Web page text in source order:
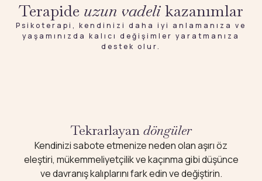
Terapide uzun vadeli kazanımlar
Psikoterapi, kendinizi daha iyi anlamanıza ve
yaşamınızda kalıcı değişimler yaratmanıza
destek olur.
Tekrarlayan döngüler
Kendinizi sabote etmenize neden olan aşırı öz
eleştiri, mükemmeliyetçilik ve kaçınma gibi düşünce
ve davranış kalıplarını fark edin ve değiştirin.